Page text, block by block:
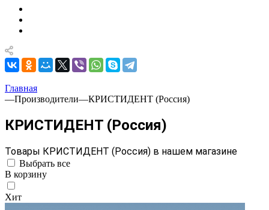
Главная
—Производители—КРИСТИДЕНТ (Россия)
КРИСТИДЕНТ (Россия)
Товары КРИСТИДЕНТ (Россия) в нашем магазине
Выбрать все
В корзину
Хит